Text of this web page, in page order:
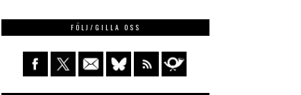
FÖLJ/GILLA OSS